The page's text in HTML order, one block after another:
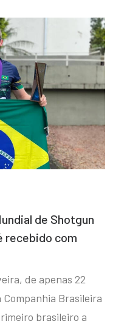
de Shotgun
recebido com
de apenas 22
Brasileira
brasileiro a